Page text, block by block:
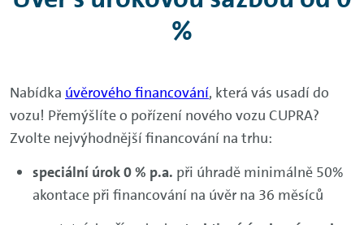
%
Nabídka úvěrového financování, která vás usadí do
vozu! Přemýšlíte o pořízení nového vozu CUPRA?
Zvolte nejvýhodnější financování na trhu:
speciální úrok 0 % p.a. při úhradě minimálně 50%
akontace při financování na úvěr na 36 měsíců